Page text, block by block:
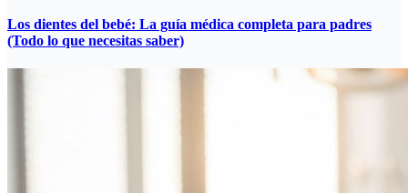
Los dientes del bebé: La guía médica completa para padres
(Todo lo que necesitas saber)